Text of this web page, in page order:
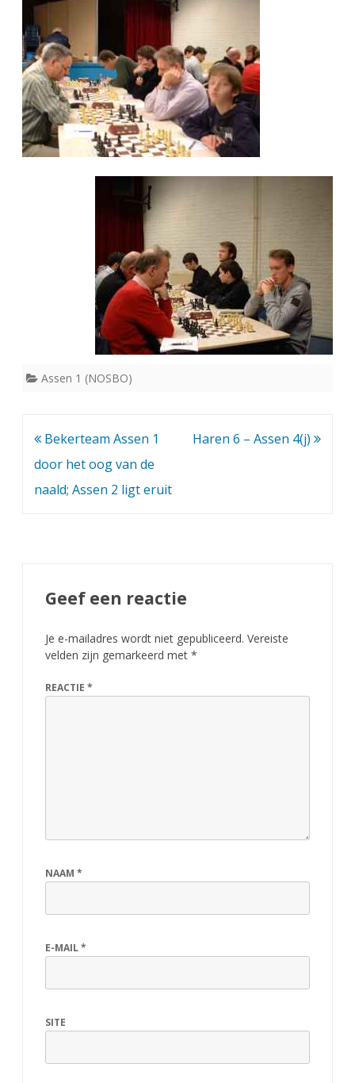
Assen 1 (NOSBO)
Bericht
navigatie
Bekerteam Assen 1
door het oog van de
naald; Assen 2 ligt eruit
Haren 6 – Assen 4(j)
Geef een reactie
Je e-mailadres wordt niet gepubliceerd. Vereiste
velden zijn gemarkeerd met *
REACTIE *
NAAM *
E-MAIL*
SITE